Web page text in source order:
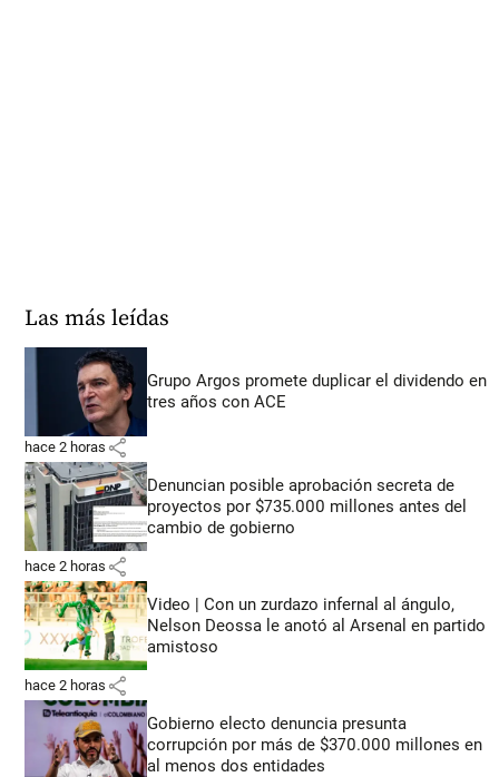
Las más leídas
Grupo Argos promete duplicar el dividendo en
tres años con ACE
hace 2 horas share
Denuncian posible aprobación secreta de
proyectos por $735.000 millones antes del
cambio de gobierno
hace 2 horas share
Video | Con un zurdazo infernal al ángulo,
Nelson Deossa le anotó al Arsenal en partido
amistoso
hace 2 horas share
Gobierno electo denuncia presunta
corrupción por más de $370.000 millones en
al menos dos entidades